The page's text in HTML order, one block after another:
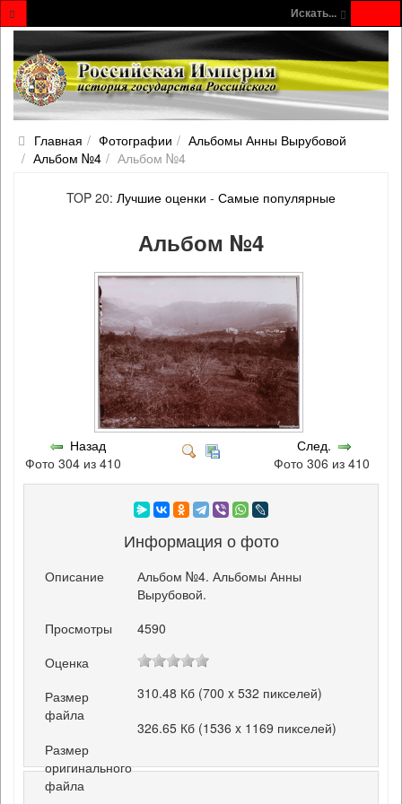
Искать...
Главная Фотографии
Альбомы Анны Вырубовой
Альбом №4
Альбом №4
TOP 20: Лучшие оценки - Самые популярные
Альбом №4
Назад
Фото 304 из 410
След.
Фото 306 из 410
Информация о фото
Описание
Альбом №4. Альбомы Анны
Вырубовой.
Просмотры
4590
Оценка
Размер
файла
310.48 Кб (700 x 532 пикселей)
Размер
оригинального
файла
326.65 Кб (1536 x 1169 пикселей)